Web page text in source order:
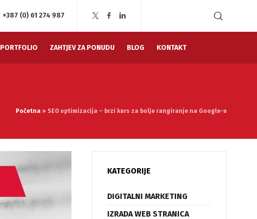
+387 (0) 61 274 987
PORTFOLIO ZAHTJEV ZA PONUDU BLOG KONTAKT
Početna » SEO optimizacija – brzi kurs za bolje rangiranje na Google-u
KATEGORIJE
DIGITALNI MARKETING
IZRADA WEB STRANICA